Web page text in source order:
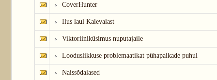
CoverHunter
Ilus laul Kalevalast
Viktoriiniküsimus nuputajaile
Looduslikkuse problemaatikat pühapaikade puhul
Naissõdalased